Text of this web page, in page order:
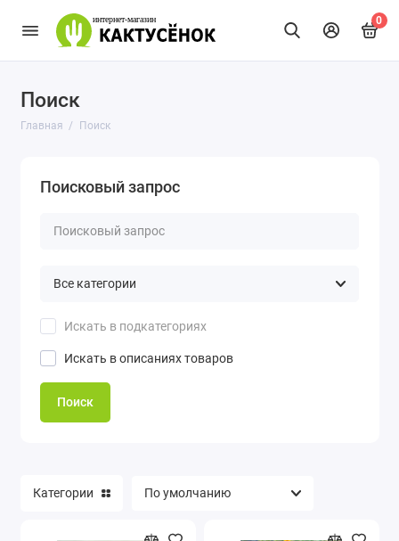
0
Поиск
Главная Поиск
Поисковый запрос
Искать в подкатегориях
Искать в описаниях товаров
Поиск
Категории